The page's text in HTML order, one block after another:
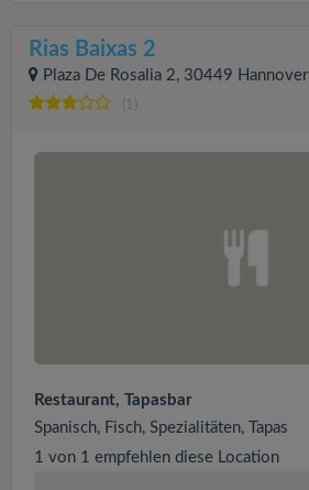
Rias Baixas 2
Plaza De Rosalia 2, 30449 Hannover
(1)
Restaurant, Tapasbar
Spanisch, Fisch, Spezialitäten, Tapas
1 von 1 empfehlen diese Location